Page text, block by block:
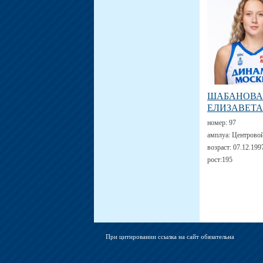
ШАБАНОВА
ЕЛИЗАВЕТА
номер: 97
амплуа:
возраст:
рост:195
При цитировании ссылка на сайт обязательна